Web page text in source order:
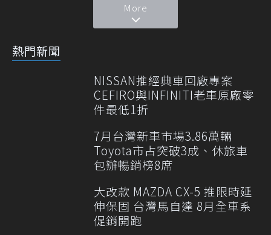
More
熱門新聞
NISSAN推經典車回廠專案
CEFIRO與INFINITI老車原廠零
件最低1折
7月台灣新車市場3.86萬輛
Toyota市占突破3成、休旅車
包辦暢銷榜8席
大改款 MAZDA CX-5 推限時延
伸保固 台灣馬自達 8月全車系
促銷開跑